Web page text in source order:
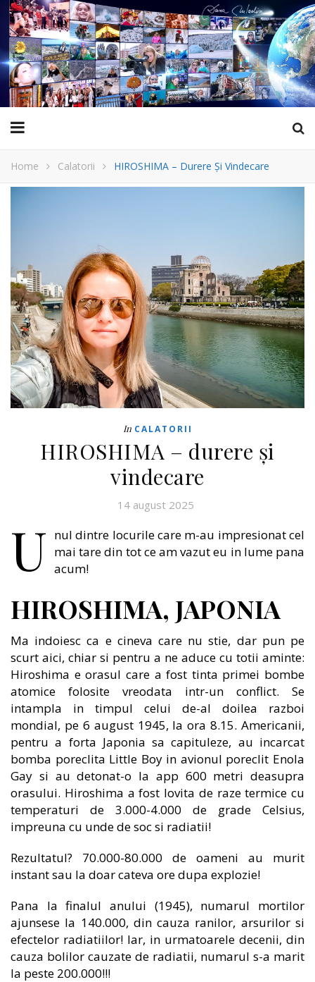
Home Calatorii HIROSHIMA – Durere Și Vindecare
In CALATORII
HIROSHIMA – durere și
vindecare
14 august 2025
U nul dintre locurile care m-au impresionat cel
mai tare din tot ce am vazut eu in lume pana
acum!
HIROSHIMA, JAPONIA
Ma indoiesc ca e cineva care nu stie, dar pun pe
scurt aici, chiar si pentru a ne aduce cu totii aminte:
Hiroshima e orasul care a fost tinta primei bombe
atomice folosite vreodata intr-un conflict. Se
intampla in timpul celui de-al doilea razboi
mondial, pe 6 august 1945, la ora 8.15. Americanii,
pentru a forta Japonia sa capituleze, au incarcat
bomba poreclita Little Boy in avionul poreclit Enola
Gay si au detonat-o la app 600 metri deasupra
orasului. Hiroshima a fost lovita de raze termice cu
temperaturi de 3.000-4.000 de grade Celsius,
impreuna cu unde de soc si radiatii!
Rezultatul? 70.000-80.000 de oameni au murit
instant sau la doar cateva ore dupa explozie!
Pana la finalul anului (1945), numarul mortilor
ajunsese la 140.000, din cauza ranilor, arsurilor si
efectelor radiatiilor! Iar, in urmatoarele decenii, din
cauza bolilor cauzate de radiatii, numarul s-a marit
la peste 200.000!!!